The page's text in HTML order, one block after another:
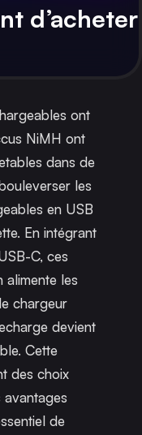
d’acheter
ont
NiMH ont
dans de
les
en USB
En intégrant
C, ces
alimente les
chargeur
devient
Cette
des choix
de